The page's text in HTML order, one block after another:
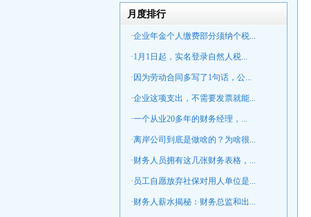
月度排行
·企业年金个人缴费部分须纳个税...
·1月1日起，实名登录自然人税...
·因为劳动合同多写了1句话，公...
·企业这项支出，不需要发票就能...
·一个从业20多年的财务经理，...
·离岸公司到底是做啥的？为啥很...
·财务人员拥有这几张财务表格，...
·员工自愿放弃社保对用人单位是...
·财务人薪水揭秘：财务总监和出...